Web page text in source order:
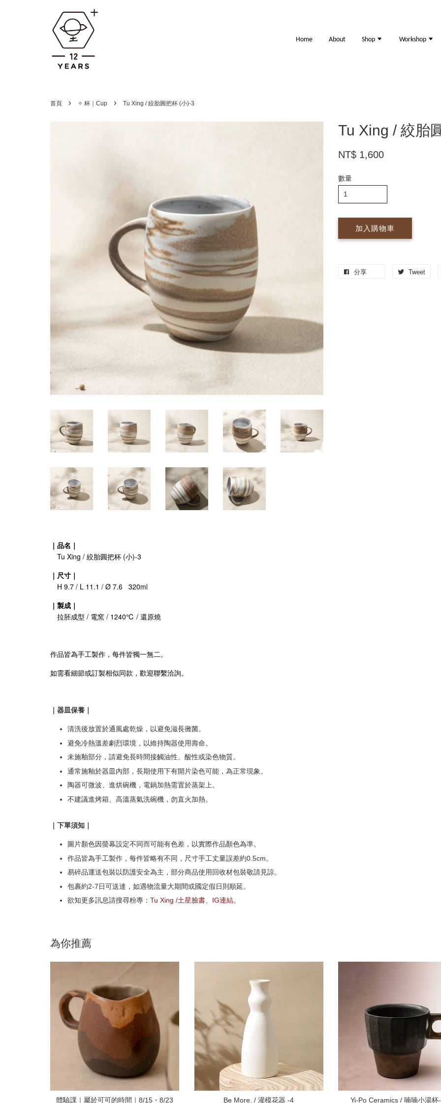
Home About Shop Workshop
首頁 › ✧ 杯｜Cup › Tu Xing / 絞胎圓把杯 (小)-3
Tu Xing / 絞胎
NT$ 1,600
數量
加入購物車
分享 Tweet
｜品名｜
Tu Xing / 絞胎圓把杯 (小)-3
｜尺寸｜
H 9.7 / L 11.1 / Ø 7.6 320ml
｜製成｜
拉胚成型 / 電窯 / 1240℃ / 還原燒
作品皆為手工製作，每件皆獨一無二。
如需看細節或訂製相似同款，歡迎聯繫洽詢。
｜器皿保養｜
清洗後放置於通風處乾燥，以避免滋長黴菌。
避免冷熱溫差劇烈環境，以維持陶器使用壽命。
未施釉部分，請避免長時間接觸油性、酸性或染色物質。
通常施釉於器皿內部，長期使用下有開片染色可能，為正常現象。
陶器可微波、進烘碗機，電鍋加熱需置於蒸架上。
不建議進烤箱、高溫蒸氣洗碗機，勿直火加熱。
｜下單須知｜
圖片顏色因螢幕設定不同而可能有色差，以實際作品顏色為準。
作品皆為手工製作，每件皆略有不同，尺寸手工丈量誤差約0.5cm。
易碎品運送包裝以防護安全為主，部分商品使用回收材包裝敬請見諒。
包裹約2-7日可送達，如遇物流量大期間或國定假日則順延。
欲知更多訊息請搜尋粉專： Tu Xing /土星臉書、 IG連結。
為你推薦
體驗課｜屬於可可的時間｜8/15・8/23 Be More. / 灌模花器 -4 Yi-Po Ceramics / 喃喃小湯杯